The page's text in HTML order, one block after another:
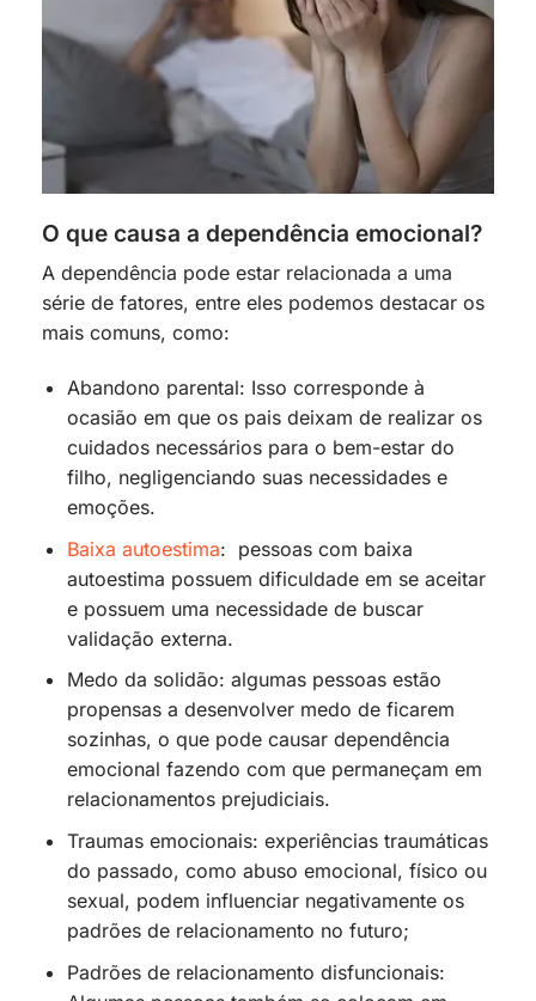
O que causa a dependência emocional?
A dependência pode estar relacionada a uma
série de fatores, entre eles podemos destacar os
mais comuns, como:
Abandono parental: Isso corresponde à
ocasião em que os pais deixam de realizar os
cuidados necessários para o bem-estar do
filho, negligenciando suas necessidades e
emoções.
Baixa autoestima: pessoas com baixa
autoestima possuem dificuldade em se aceitar
e possuem uma necessidade de buscar
validação externa.
Medo da solidão: algumas pessoas estão
propensas a desenvolver medo de ficarem
sozinhas, o que pode causar dependência
emocional fazendo com que permaneçam em
relacionamentos prejudiciais.
Traumas emocionais: experiências traumáticas
do passado, como abuso emocional, físico ou
sexual, podem influenciar negativamente os
padrões de relacionamento no futuro;
Padrões de relacionamento disfuncionais: